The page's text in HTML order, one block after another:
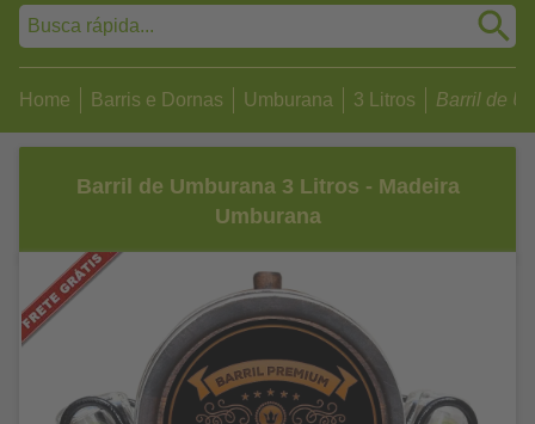
Home Barris e Dornas Umburana 3 Litros Barril de
Barril de Umburana 3 Litros - Madeira
Umburana